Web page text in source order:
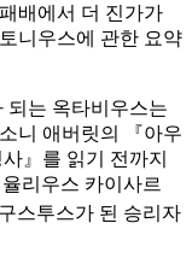
배에서 더 진가가
니우스에 관한 요약
되는 옥타비우스는
니 애버릿의 『아우
』를 읽기 전까지
리우스 카이사르
스투스가 된 승리자